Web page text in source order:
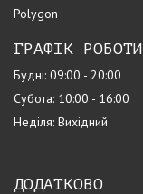
Polygon
ГРАФІК РОБОТИ
Будні: 09:00 - 20:00
Субота: 10:00 - 16:00
Неділя: Вихідний
ДОДАТКОВО